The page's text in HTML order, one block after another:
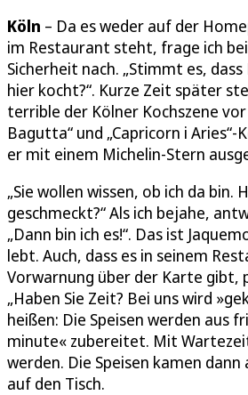
Köln – Da es weder auf der
im Restaurant steht, frage ich
Sicherheit nach. „Stimmt es, dass
hier kocht?“. Kurze Zeit später
terrible der Kölner Kochszene vor
Bagutta“ und „Capricorn i
er mit einem Michelin-Stern
„Sie wollen wissen, ob ich da bin.
geschmeckt?“ Als ich bejahe,
„Dann bin ich es!“. Das ist
lebt. Auch, dass es in seinem
Vorwarnung über der Karte gibt,
„Haben Sie Zeit? Bei uns wird
heißen: Die Speisen werden aus
minute« zubereitet. Mit
werden. Die Speisen kamen
auf den Tisch.